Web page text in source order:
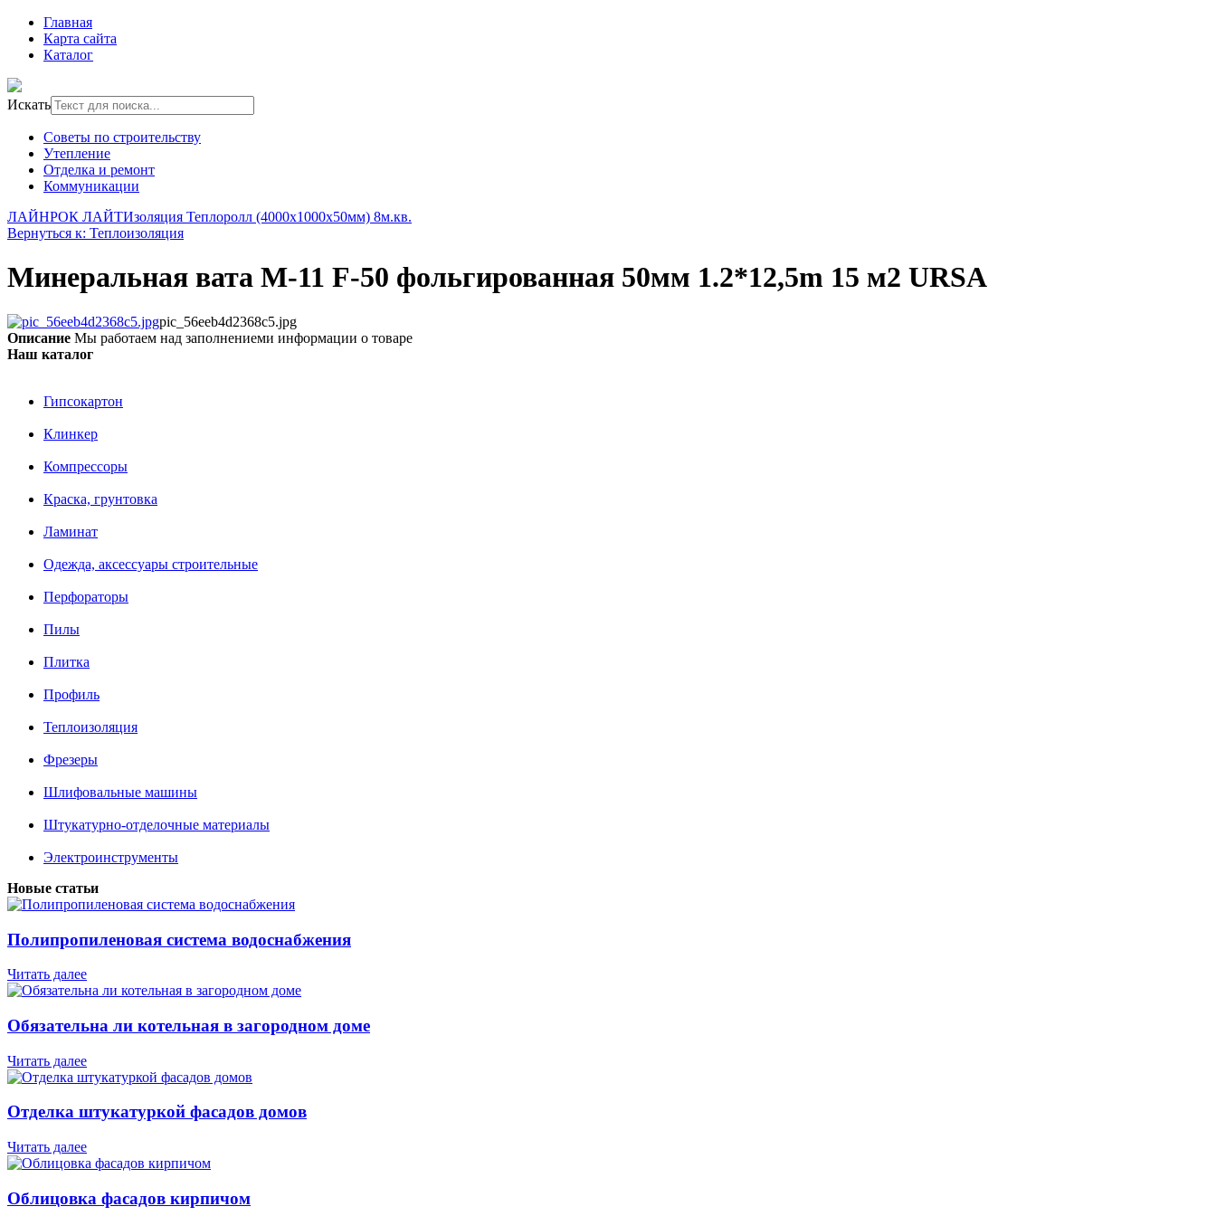
Главная
Карта сайта
Каталог
Искать
Советы по строительству
Утепление
Отделка и ремонт
Коммуникации
ЛАЙНРОК ЛАЙТИзоляция Теплоролл (4000х1000х50мм) 8м.кв.
Вернуться к: Теплоизоляция
Минеральная вата М-11 F-50 фольгированная 50мм 1.2*12,5m 15 м2 URSA
pic_56eeb4d2368c5.jpg
Описание Мы работаем над заполнениеми информации о товаре
Наш каталог
Гипсокартон
Клинкер
Компрессоры
Краска, грунтовка
Ламинат
Одежда, аксессуары строительные
Перфораторы
Пилы
Плитка
Профиль
Теплоизоляция
Фрезеры
Шлифовальные машины
Штукатурно-отделочные материалы
Электроинструменты
Новые статьи
Полипропиленовая система водоснабжения
Читать далее
Обязательна ли котельная в загородном доме
Читать далее
Отделка штукатуркой фасадов домов
Читать далее
Облицовка фасадов кирпичом